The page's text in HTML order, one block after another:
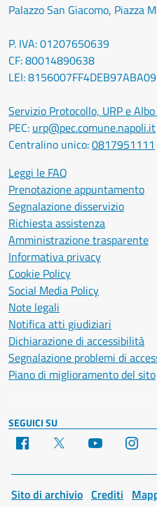
Palazzo San Giacomo, Piazza
P. IVA: 01207650639
CF: 80014890638
LEI: 8156007FF4DEB97ABA09
Servizio Protocollo, URP e
PEC: urp@pec.comune.napoli.it
Centralino unico:0817951111
Leggi le FAQ
Prenotazione appuntamento
Segnalazione disservizio
Richiesta assistenza
Amministrazione trasparente
Informativa privacy
Cookie Policy
Social Media Policy
Note legali
Notifica atti giudiziari
Dichiarazione di accessibilità
Segnalazione problemi di
Piano di miglioramento del sito
SEGUICI SU
Facebook YouTube
Sito di archivio Crediti